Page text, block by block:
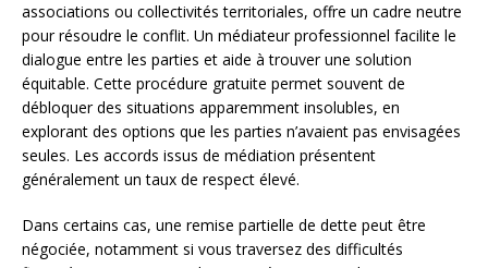
associations ou collectivités territoriales, offre un cadre neutre
pour résoudre le conflit. Un médiateur professionnel facilite le
dialogue entre les parties et aide à trouver une solution
équitable. Cette procédure gratuite permet souvent de
débloquer des situations apparemment insolubles, en
explorant des options que les parties n’avaient pas envisagées
seules. Les accords issus de médiation présentent
généralement un taux de respect élevé.
Dans certains cas, une remise partielle de dette peut être
négociée, notamment si vous traversez des difficultés